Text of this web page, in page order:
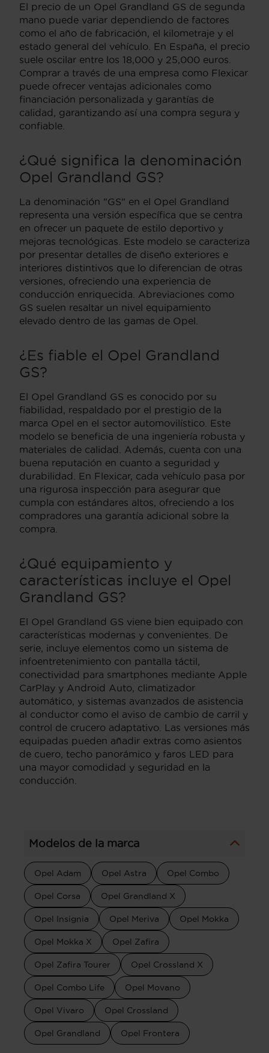
El precio de un Opel Grandland GS de segunda
mano puede variar dependiendo de factores
como el año de fabricación, el kilometraje y el
estado general del vehículo. En España, el precio
suele oscilar entre los 18,000 y 25,000 euros.
Comprar a través de una empresa como Flexicar
puede ofrecer ventajas adicionales como
financiación personalizada y garantías de
calidad, garantizando así una compra segura y
confiable.
¿Qué significa la denominación
Opel Grandland GS?
La denominación "GS" en el Opel Grandland
representa una versión específica que se centra
en ofrecer un paquete de estilo deportivo y
mejoras tecnológicas. Este modelo se caracteriza
por presentar detalles de diseño exteriores e
interiores distintivos que lo diferencian de otras
versiones, ofreciendo una experiencia de
conducción enriquecida. Abreviaciones como
GS suelen resaltar un nivel equipamiento
elevado dentro de las gamas de Opel.
¿Es fiable el Opel Grandland
GS?
El Opel Grandland GS es conocido por su
fiabilidad, respaldado por el prestigio de la
marca Opel en el sector automovilístico. Este
modelo se beneficia de una ingeniería robusta y
materiales de calidad. Además, cuenta con una
buena reputación en cuanto a seguridad y
durabilidad. En Flexicar, cada vehículo pasa por
una rigurosa inspección para asegurar que
cumpla con estándares altos, ofreciendo a los
compradores una garantía adicional sobre la
compra.
¿Qué equipamiento y
características incluye el Opel
Grandland GS?
El Opel Grandland GS viene bien equipado con
características modernas y convenientes. De
serie, incluye elementos como un sistema de
infoentretenimiento con pantalla táctil,
conectividad para smartphones mediante Apple
CarPlay y Android Auto, climatizador
automático, y sistemas avanzados de asistencia
al conductor como el aviso de cambio de carril y
control de crucero adaptativo. Las versiones más
equipadas pueden añadir extras como asientos
de cuero, techo panorámico y faros LED para
una mayor comodidad y seguridad en la
conducción.
Modelos de la marca
Opel Adam Opel Astra Opel Combo
Opel Corsa Opel Grandland X
Opel Insignia Opel Meriva Opel Mokka
Opel Mokka X Opel Zafira
Opel Zafira Tourer Opel Crossland X
Opel Combo Life Opel Movano
Opel Vivaro Opel Crossland
Opel Grandland Opel Frontera